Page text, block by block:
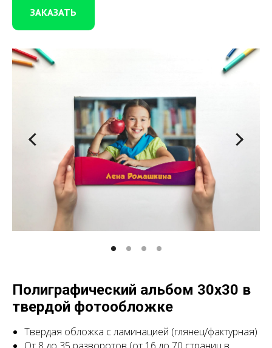
ЗАКАЗАТЬ
Полиграфический альбом 30х30 в
твердой фотообложке
Твердая обложка с ламинацией (глянец/фактурная)
От 8 до 35 разворотов (от 16 до 70 страниц в